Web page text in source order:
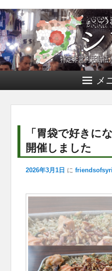
メ
「胃袋で好きに
開催しました
2026年3月1日 に